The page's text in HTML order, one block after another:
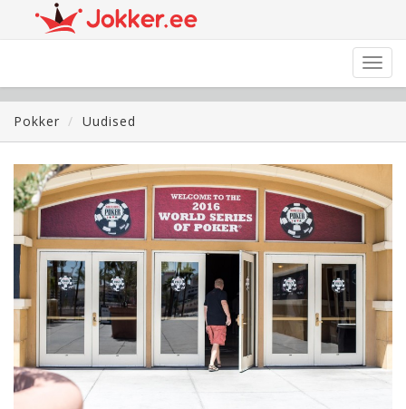
Pokker
Uudised